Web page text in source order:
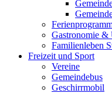
Gastronomie &
Familienleben
Freizeit und Sport
Vereine
Gemeindebus
Geschirrmobil